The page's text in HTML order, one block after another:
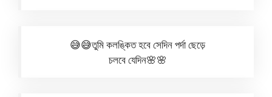
😅😅তুমি কলঙ্কিত হবে সেদিন পর্দা ছেড়ে
চলবে যেদিন🌸🌸